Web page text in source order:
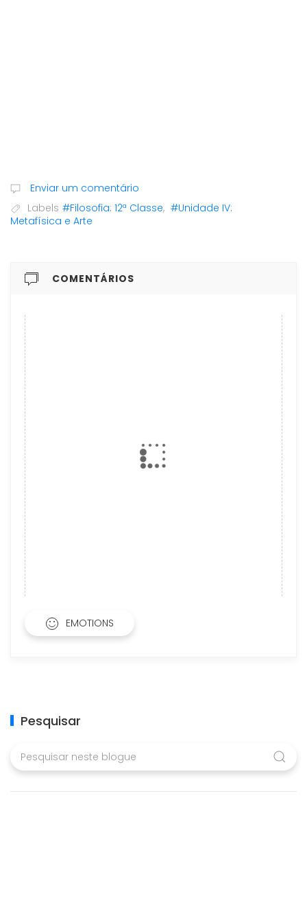
Enviar um comentário
Labels #Filosofia: 12ª Classe, #Unidade IV:
Metafísica e Arte
COMENTÁRIOS
EMOTIONS
Pesquisar